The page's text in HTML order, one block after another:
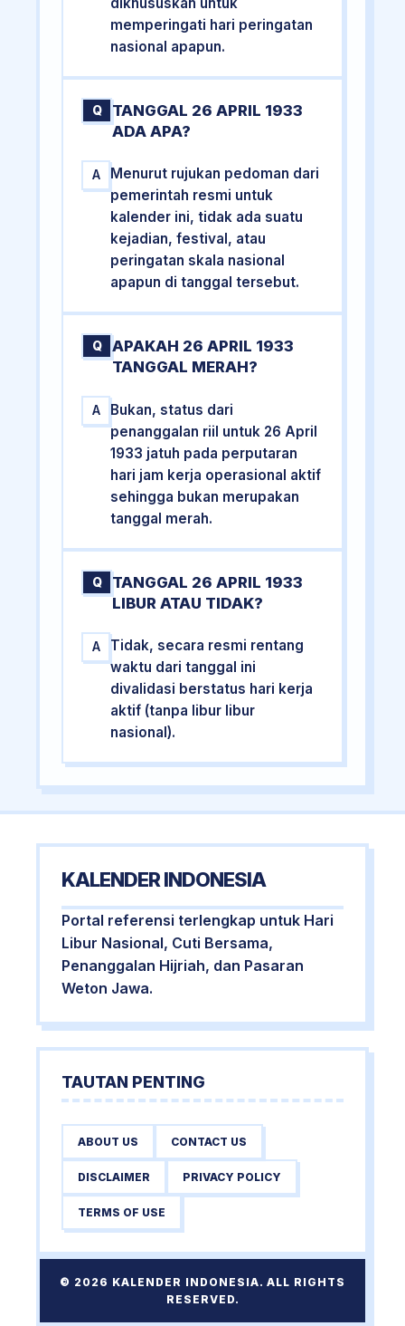
memperingati hari peringatan
nasional apapun.
Q
TANGGAL 26 APRIL 1933
ADA APA?
A
Menurut rujukan pedoman dari
pemerintah resmi untuk
kalender ini, tidak ada suatu
kejadian, festival, atau
peringatan skala nasional
apapun di tanggal tersebut.
Q
APAKAH 26 APRIL 1933
TANGGAL MERAH?
A
Bukan, status dari
penanggalan riil untuk 26 April
1933 jatuh pada perputaran
hari jam kerja operasional aktif
sehingga bukan merupakan
tanggal merah.
Q
TANGGAL 26 APRIL 1933
LIBUR ATAU TIDAK?
A
Tidak, secara resmi rentang
waktu dari tanggal ini
divalidasi berstatus hari kerja
aktif (tanpa libur libur
nasional).
KALENDER INDONESIA
Portal referensi terlengkap untuk Hari
Libur Nasional, Cuti Bersama,
Penanggalan Hijriah, dan Pasaran
Weton Jawa.
TAUTAN PENTING
ABOUT US CONTACT US
DISCLAIMER PRIVACY POLICY
TERMS OF USE
© 2026 KALENDER INDONESIA. ALL RIGHTS
RESERVED.